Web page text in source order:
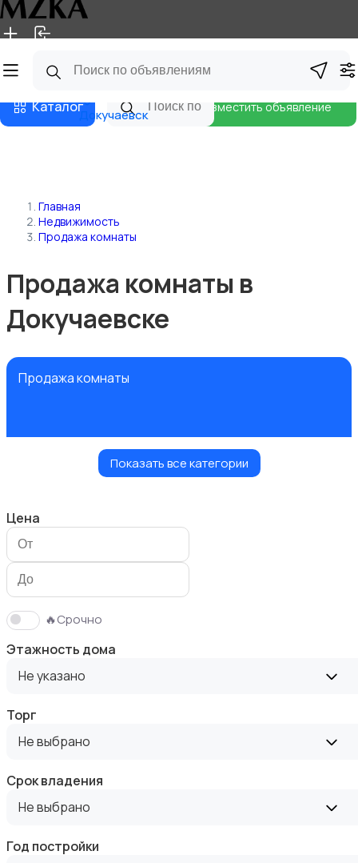
Главная Магазины
КаталогДокучаевск
Разместить объявление
Главная
Недвижимость
Продажа комнаты
Продажа комнаты в
Докучаевске
Продажа комнаты
Продажа участка
Аренда квартиры длительно
Аренда комнаты длительно
Показать все категории
Цена
🔥Срочно
Этажность дома
Не указано
Торг
Не выбрано
Срок владения
Не выбрано
Год постройки